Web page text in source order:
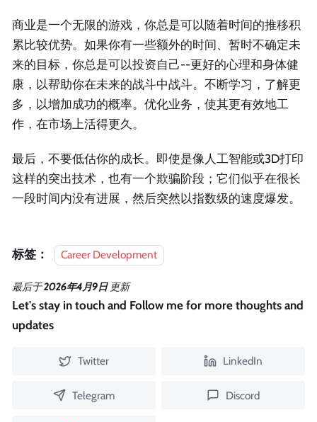
商业是一个无限的游戏，你总是可以随着时间的推移积
累比较优势。如果你有一些额外的时间、暂时不确定未
来的目标，你总是可以投资自己--更好的心理和身体健
康，以帮助你在未来的战斗中战斗。不断学习，了解更
多，以增加成功的概率。优化业务，使其更有效地工
作，在市场上活得更久。
最后，不要低估你的成长。即使是像人工智能或3D打印
这样的突出技术，也有一个欺骗阶段；它们似乎在很长
一段时间内没有进展，然后突然以指数级的速度爆发。
标签： Career Development
最后于2026年4月9日 更新
Let's stay in touch and Follow me for more thoughts and
updates
Twitter LinkedIn
Telegram Discord